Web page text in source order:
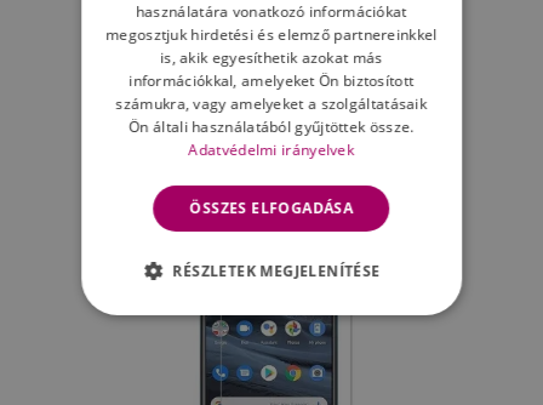
Ne felejtsd el
használatára vonatkozó információkat
megosztjuk hirdetési és elemző partnereinkkel
is, akik egyesíthetik azokat más
információkkal, amelyeket Ön biztosított
számukra, vagy amelyeket a szolgáltatásaik
Ön általi használatából gyűjtöttek össze.
Adatvédelmi irányelvek
ÖSSZES ELFOGADÁSA
RÉSZLETEK MEGJELENÍTÉSE